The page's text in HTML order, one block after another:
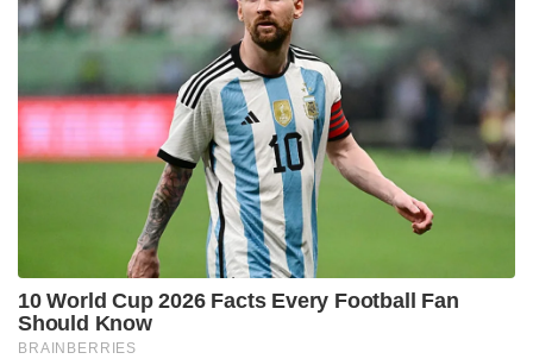
10 World Cup 2026 Facts Every Football Fan
Should Know
BRAINBERRIES